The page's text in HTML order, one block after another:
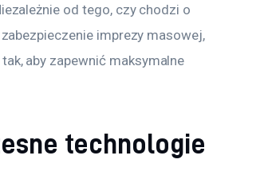
od tego, czy chodzi o
imprezy masowej,
aby zapewnić maksymalne
technologie